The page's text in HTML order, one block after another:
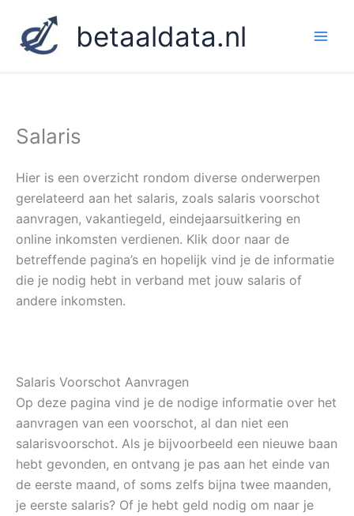
naar
inhoud
betaaldata.nl
Salaris
Hier is een overzicht rondom diverse onderwerpen
gerelateerd aan het salaris, zoals salaris voorschot
aanvragen, vakantiegeld, eindejaarsuitkering en
online inkomsten verdienen. Klik door naar de
betreffende pagina’s en hopelijk vind je de informatie
die je nodig hebt in verband met jouw salaris of
andere inkomsten.
Salaris Voorschot Aanvragen
Op deze pagina vind je de nodige informatie over het
aanvragen van een voorschot, al dan niet een
salarisvoorschot. Als je bijvoorbeeld een nieuwe baan
hebt gevonden, en ontvang je pas aan het einde van
de eerste maand, of soms zelfs bijna twee maanden,
je eerste salaris? Of je hebt geld nodig om naar je